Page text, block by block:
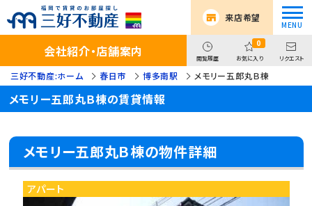
来店希望
会社紹介・店舗案内 閲覧履歴
0
お気に入り リクエスト
三好不動産:ホーム 春日市 博多南駅 メモリー五郎丸Ｂ棟
メモリー五郎丸Ｂ棟の賃貸情報
メモリー五郎丸Ｂ棟の物件詳細
アパート